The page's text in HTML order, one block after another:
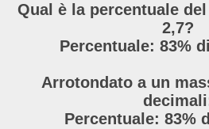
Qual è la percentuale
2,7?
Percentuale: 83%
Arrotondato a un
Percentuale: 83%